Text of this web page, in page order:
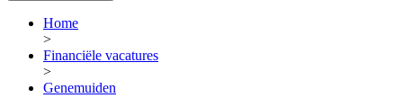
Home
>
Financiële vacatures
>
Genemuiden